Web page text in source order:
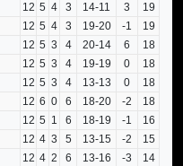
12 5 4 3 14-11 3
19
12 5 4 3 19-20 -1
19
12 5 3 4 20-14 6
18
12 5 3 4 19-19 0
18
12 5 3 4 13-13 0
18
12 6 0 6 18-20 -2
18
12 5 1 6 18-19 -1
16
12 4 3 5 13-15 -2
15
12 4 2 6 13-16 -3
14